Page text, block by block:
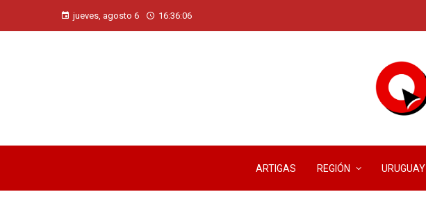
jueves, agosto 6 16:36:07
ARTIGAS REGIÓN URUGUAY